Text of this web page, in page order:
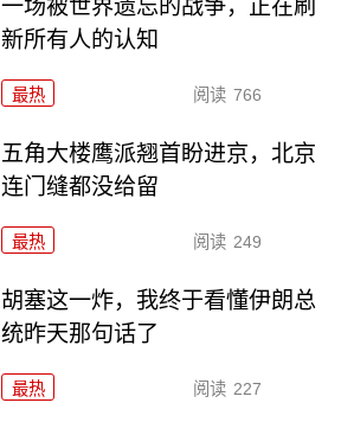
一场被世界遗忘的战争，正在刷
新所有人的认知
最热 阅读 766
五角大楼鹰派翘首盼进京，北京
连门缝都没给留
最热 阅读 249
胡塞这一炸，我终于看懂伊朗总
统昨天那句话了
最热 阅读 227